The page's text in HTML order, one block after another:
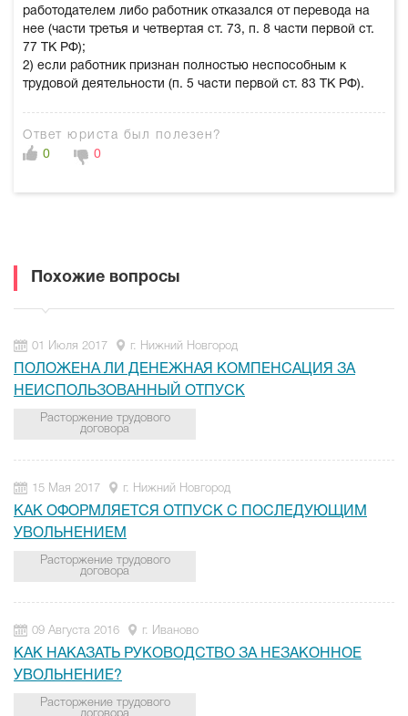
работодателем либо работник отказался от перевода на
нее (части третья и четвертая ст. 73, п. 8 части первой ст.
77 ТК РФ);
2) если работник признан полностью неспособным к
трудовой деятельности (п. 5 части первой ст. 83 ТК РФ).
Ответ юриста был полезен?
0
0
Похожие вопросы
01 Июля 2017 г. Нижний Новгород
ПОЛОЖЕНА ЛИ ДЕНЕЖНАЯ КОМПЕНСАЦИЯ ЗА
НЕИСПОЛЬЗОВАННЫЙ ОТПУСК
Расторжение трудового
договора
15 Мая 2017 г. Нижний Новгород
КАК ОФОРМЛЯЕТСЯ ОТПУСК С ПОСЛЕДУЮЩИМ
УВОЛЬНЕНИЕМ
Расторжение трудового
договора
09 Августа 2016 г. Иваново
КАК НАКАЗАТЬ РУКОВОДСТВО ЗА НЕЗАКОННОЕ
УВОЛЬНЕНИЕ?
Расторжение трудового
договора